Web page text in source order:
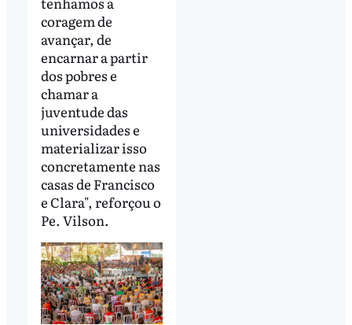
coragem de
avançar, de
encarnar a partir
dos pobres e
chamar a
juventude das
universidades e
materializar isso
concretamente nas
casas de Francisco
e Clara", reforçou o
Pe. Vilson.